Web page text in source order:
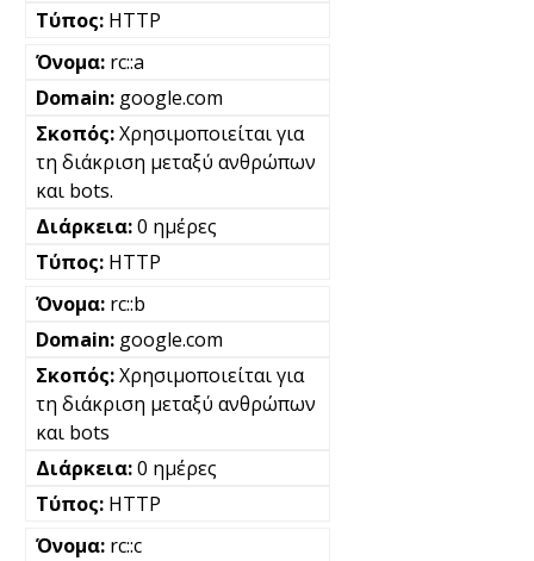
HTTP
rc::a
google.com
Χρησιμοποιείται για
τη διάκριση μεταξύ ανθρώπων
και bots.
0 ημέρες
HTTP
rc::b
google.com
Χρησιμοποιείται για
τη διάκριση μεταξύ ανθρώπων
και bots
0 ημέρες
HTTP
rc::c